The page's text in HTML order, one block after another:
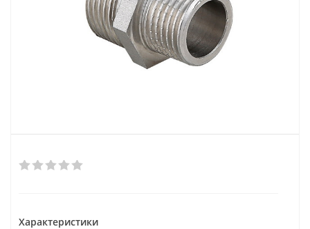
Характеристики